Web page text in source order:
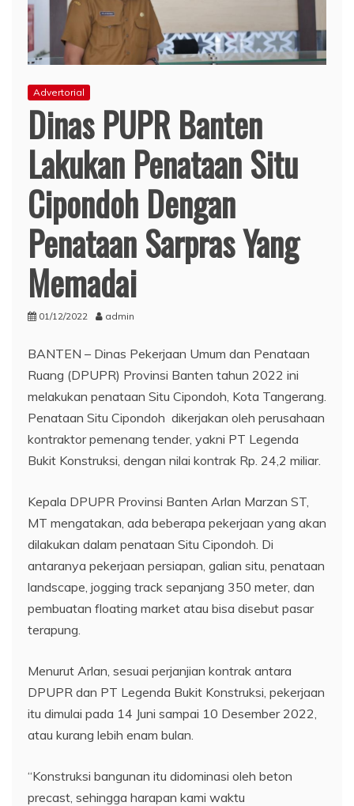
Advertorial
Dinas PUPR Banten
Lakukan Penataan Situ
Cipondoh Dengan
Penataan Sarpras Yang
Memadai
01/12/2022 admin
BANTEN – Dinas Pekerjaan Umum dan Penataan
Ruang (DPUPR) Provinsi Banten tahun 2022 ini
melakukan penataan Situ Cipondoh, Kota Tangerang.
Penataan Situ Cipondoh dikerjakan oleh perusahaan
kontraktor pemenang tender, yakni PT Legenda
Bukit Konstruksi, dengan nilai kontrak Rp. 24,2 miliar.
Kepala DPUPR Provinsi Banten Arlan Marzan ST,
MT mengatakan, ada beberapa pekerjaan yang akan
dilakukan dalam penataan Situ Cipondoh. Di
antaranya pekerjaan persiapan, galian situ, penataan
landscape, jogging track sepanjang 350 meter, dan
pembuatan floating market atau bisa disebut pasar
terapung.
Menurut Arlan, sesuai perjanjian kontrak antara
DPUPR dan PT Legenda Bukit Konstruksi, pekerjaan
itu dimulai pada 14 Juni sampai 10 Desember 2022,
atau kurang lebih enam bulan.
“Konstruksi bangunan itu didominasi oleh beton
precast, sehingga harapan kami waktu